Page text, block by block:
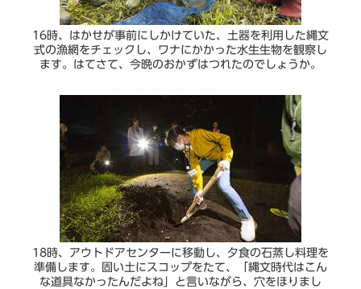
16時、はかせが事前にしかけていた、土器を利用した縄文
式の漁網をチェックし、ワナにかかった水生生物を観察し
ます。はてさて、今晩のおかずはつれたのでしょうか。
18時、アウトドアセンターに移動し、夕食の石蒸し料理を
準備します。固い土にスコップをたて、「縄文時代はこん
な道具なかったんだよね」と言いながら、穴をほりまし